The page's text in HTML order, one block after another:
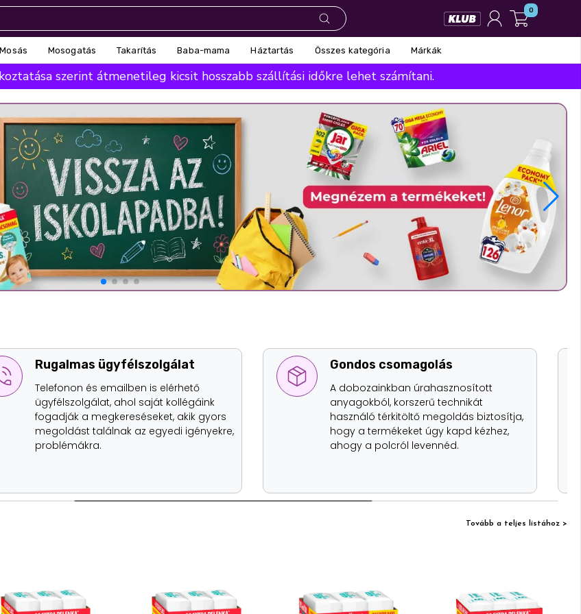
0
Mosás Mosogatás Takarítás Baba-mama Háztartás Összes kategória Márkák
szerint átmenetileg kicsit hosszabb szállítási időkre lehet számítani.
Rugalmas ügyfélszolgálat
Telefonon és emailben is elérhető
ügyfélszolgálat, ahol saját kollégáink
fogadják a megkereséseket, akik gyors
megoldást találnak az egyedi igényekre,
problémákra.
Gondos csomagolás
A dobozainkban úrahasznosított
anyagokból, korszerű technikát
használó térkitöltő megoldás biztosítja,
hogy a termékeket úgy kapd kézhez,
ahogy a polcról levennéd.
Tovább a teljes listához >